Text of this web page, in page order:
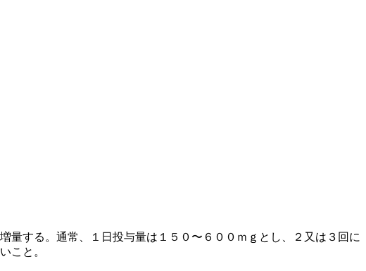
する。通常、１日投与量は１５０〜６００ｍｇとし、２又は３回に
こと。